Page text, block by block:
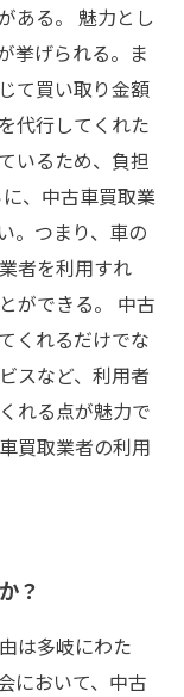
ある。 魅力とし
挙げられる。ま
て買い取り金額
代行してくれた
いるため、負担
、中古車買取業
。つまり、車の
者を利用すれ
ができる。 中古
くれるだけでな
スなど、利用者
れる点が魅力で
買取業者の利用
？
は多岐にわた
において、中古